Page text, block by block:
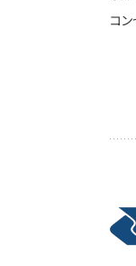
コ